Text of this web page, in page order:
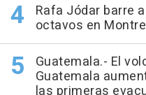
Rafa Jódar barre
octavos en
Guatemala.- El
Guatemala